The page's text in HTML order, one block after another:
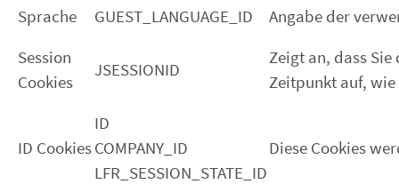
Sprache GUEST_LANGUAGE_ID
Angabe der
Session
Cookies
JSESSIONID
Zeigt an, dass
Zeitpunkt auf, wie
ID Cookies
ID
COMPANY_ID
LFR_SESSION_STATE_ID
Diese Cookies